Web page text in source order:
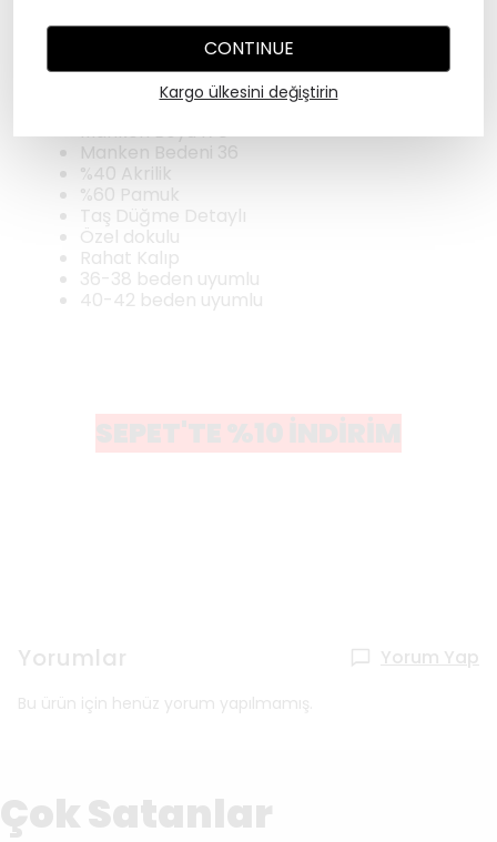
CONTINUE
Kargo ülkesini değiştirin
Ürün Açıklaması
Kristal Taş Düğmeli Gömlek
Rahat Kalıp
Ürün boyu 90 cm
Manken Boyu 178
Manken Bedeni 36
%40 Akrilik
%60 Pamuk
Taş Düğme Detaylı
Özel dokulu
Rahat Kalıp
36-38 beden uyumlu
40-42 beden uyumlu
SEPET'TE %10 İNDİRİM
Yorumlar Yorum Yap
Bu ürün için henüz yorum yapılmamış.
Çok Satanlar